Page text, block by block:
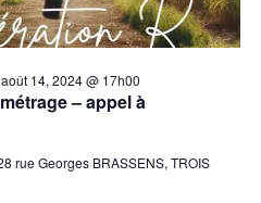
– appel à
août 14, 2024 @ 17h00
rue Georges BRASSENS, TROIS